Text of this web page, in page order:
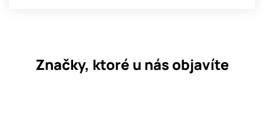
Značky, ktoré u nás objavíte